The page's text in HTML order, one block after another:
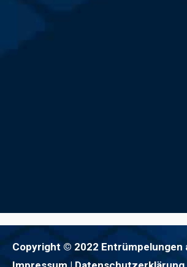
Copyright © 2022 Entrümpelungen